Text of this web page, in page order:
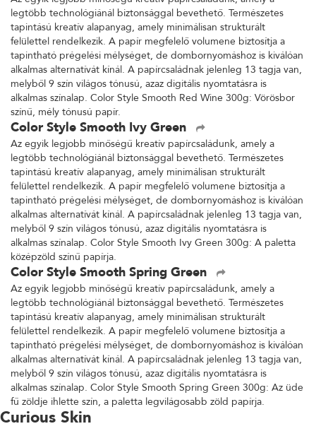
legtöbb technológiánál biztonsággal bevethető. Természetes
tapintású kreatív alapanyag, amely minimálisan strukturált
felülettel rendelkezik. A papír megfelelő volumene biztosítja a
tapintható prégelési mélységet, de dombornyomáshoz is kiválóan
alkalmas alternatívát kínál. A papírcsaládnak jelenleg 13 tagja van,
melyből 9 szín világos tónusú, azaz digitális nyomtatásra is
alkalmas színalap. Color Style Smooth Red Wine 300g: Vörösbor
színű, mély tónusú papír.
Color Style Smooth Ivy Green
Az egyik legjobb minőségű kreatív papírcsaládunk, amely a
legtöbb technológiánál biztonsággal bevethető. Természetes
tapintású kreatív alapanyag, amely minimálisan strukturált
felülettel rendelkezik. A papír megfelelő volumene biztosítja a
tapintható prégelési mélységet, de dombornyomáshoz is kiválóan
alkalmas alternatívát kínál. A papírcsaládnak jelenleg 13 tagja van,
melyből 9 szín világos tónusú, azaz digitális nyomtatásra is
alkalmas színalap. Color Style Smooth Ivy Green 300g: A paletta
középzöld színű papírja.
Color Style Smooth Spring Green
Az egyik legjobb minőségű kreatív papírcsaládunk, amely a
legtöbb technológiánál biztonsággal bevethető. Természetes
tapintású kreatív alapanyag, amely minimálisan strukturált
felülettel rendelkezik. A papír megfelelő volumene biztosítja a
tapintható prégelési mélységet, de dombornyomáshoz is kiválóan
alkalmas alternatívát kínál. A papírcsaládnak jelenleg 13 tagja van,
melyből 9 szín világos tónusú, azaz digitális nyomtatásra is
alkalmas színalap. Color Style Smooth Spring Green 300g: Az üde
fű zöldje ihlette szín, a paletta legvilágosabb zöld papírja.
Curious Skin